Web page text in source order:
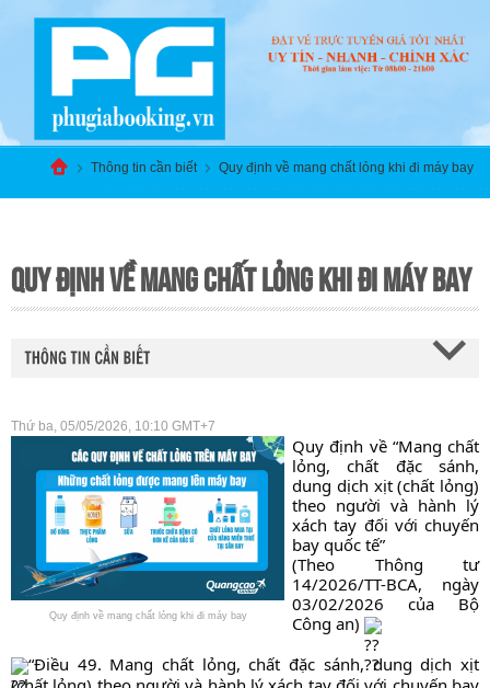
Thông tin cần biết Quy định về mang chất lỏng khi đi máy bay
QUY ĐỊNH VỀ MANG CHẤT LỎNG KHI ĐI MÁY BAY
Thứ ba, 05/05/2026, 10:10 GMT+7
Quy định về mang chất lỏng khi đi máy bay
Quy định về “Mang chất
lỏng, chất đặc sánh,
dung dịch xịt (chất lỏng)
theo người và hành lý
xách tay đối với chuyến
bay quốc tế”
(Theo Thông tư
14/2026/TT-BCA, ngày
03/02/2026 của Bộ
Công an)
“Điều 49. Mang chất lỏng, chất đặc sánh, dung dịch xịt